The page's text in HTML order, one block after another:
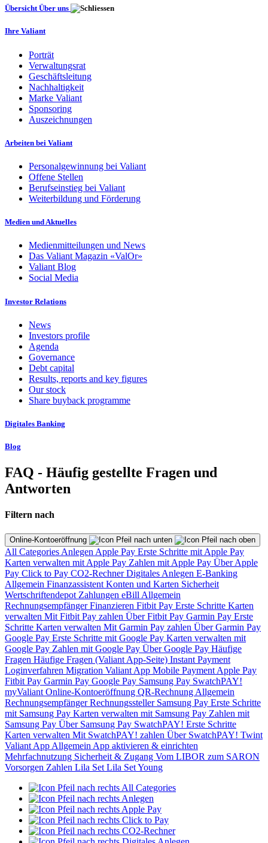
Übersicht Über uns
Ihre Valiant
Porträt
Verwaltungsrat
Geschäftsleitung
Nachhaltigkeit
Marke Valiant
Sponsoring
Auszeichnungen
Arbeiten bei Valiant
Personalgewinnung bei Valiant
Offene Stellen
Berufseinstieg bei Valiant
Weiterbildung und Förderung
Medien und Aktuelles
Medienmitteilungen und News
Das Valiant Magazin «ValOr»
Valiant Blog
Social Media
Investor Relations
News
Investors profile
Agenda
Governance
Debt capital
Results, reports and key figures
Our stock
Share buyback programme
Digitales Banking
Blog
FAQ - Häufig gestellte Fragen und
Antworten
Filtern nach
Online-Kontoeröffnung
All Categories Anlegen Apple Pay Erste Schritte mit Apple Pay
Karten verwalten mit Apple Pay Zahlen mit Apple Pay Über Apple
Pay Click to Pay CO2-RechnerDigitales Anlegen E-Banking
Allgemein Finanzassistent Konten und Karten Sicherheit
Wertschriftendepot Zahlungen eBill Allgemein
RechnungsempfängerFinanzieren Fitbit Pay Erste Schritte Karten
verwalten Mit Fitbit Pay zahlen Über Fitbit Pay Garmin Pay Erste
Schritte Karten verwalten Mit Garmin Pay zahlen Über Garmin Pay
Google Pay Erste Schritte mit Google Pay Karten verwalten mit
Google Pay Zahlen mit Google Pay Über Google Pay Häufige
Fragen Häufige Fragen (Valiant App-Seite) Instant Payment
Loginverfahren Migration Valiant App Mobile Payment Apple Pay
Fitbit Pay Garmin Pay Google Pay Samsung Pay SwatchPAY!
myValiant Online-Kontoeröffnung QR-Rechnung Allgemein
RechnungsempfängerRechnungssteller Samsung Pay Erste Schritte
mit Samsung Pay Karten verwalten mit Samsung Pay Zahlen mit
Samsung Pay Über Samsung Pay SwatchPAY! Erste Schritte
Karten verwalten Mit SwatchPAY! zahlen Über SwatchPAY! Twint
Valiant App Allgemein App aktivieren & einrichten
Mehrfachnutzung Sicherheit & Zugang Vom LIBOR zum SARON
Vorsorgen Zahlen Lila Set Lila Set Young
All Categories
Anlegen
Apple Pay
Click to Pay
CO2-Rechner